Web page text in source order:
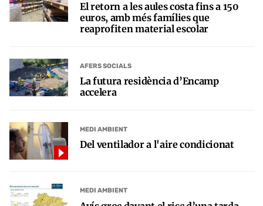
El retorn a les aules costa fins a 150
euros, amb més famílies que
reaprofiten material escolar
AFERS SOCIALS
La futura residència d’Encamp
accelera
MEDI AMBIENT
Del ventilador a l'aire condicionat
MEDI AMBIENT